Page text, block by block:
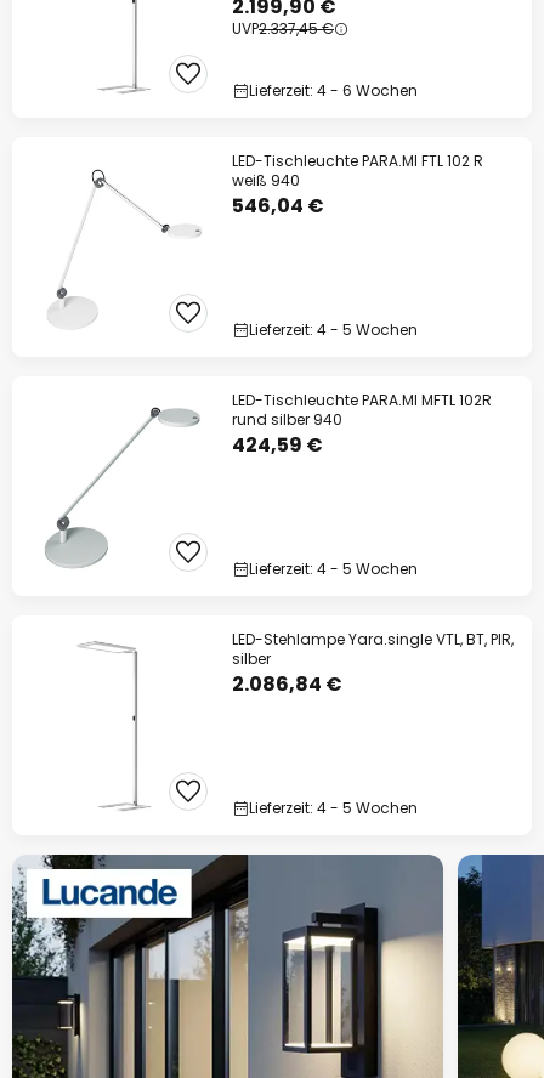
2.199,90 €
UVP2.337,45 €
Lieferzeit: 4 - 6 Wochen
LED-Tischleuchte PARA.MI FTL 102 R
weiß 940
546,04 €
Lieferzeit: 4 - 5 Wochen
LED-Tischleuchte PARA.MI MFTL 102R
rund silber 940
424,59 €
Lieferzeit: 4 - 5 Wochen
LED-Stehlampe Yara.single VTL, BT, PIR,
silber
2.086,84 €
Lieferzeit: 4 - 5 Wochen